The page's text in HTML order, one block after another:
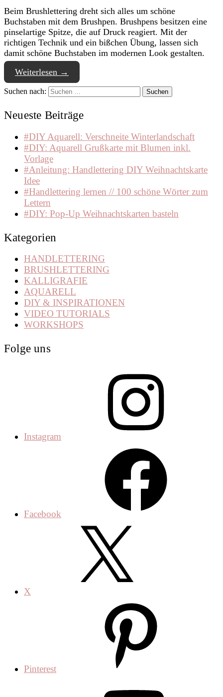
Beim Brushlettering dreht sich alles um schöne
Buchstaben mit dem Brushpen. Brushpens besitzen eine
pinselartige Spitze, die auf Druck reagiert. Mit der
richtigen Technik und ein bißchen Übung, lassen sich
damit schöne Buchstaben im modernen Look gestalten.
Weiterlesen →
Suchen nach:
Neueste Beiträge
#DIY Aquarell: Verschneite Winterlandschaft
#DIY: Aquarell Grußkarte mit Blumen inkl.
Vorlage
#Anleitung: Handlettering DIY Weihnachtskarte
Idee
#Handlettering lernen // 100 schöne Wörter zum
Lettern
#DIY: Pop-Up Weihnachtskarten basteln
Kategorien
HANDLETTERING
BRUSHLETTERING
KALLIGRAFIE
AQUARELL
DIY & INSPIRATIONEN
VIDEO TUTORIALS
WORKSHOPS
Folge uns
Instagram
Facebook
X
Pinterest